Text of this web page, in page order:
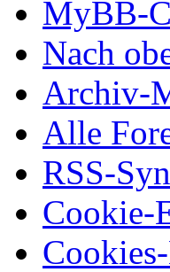
MyBB-
Nach
Archiv-
Alle
RSS-
Cookie-